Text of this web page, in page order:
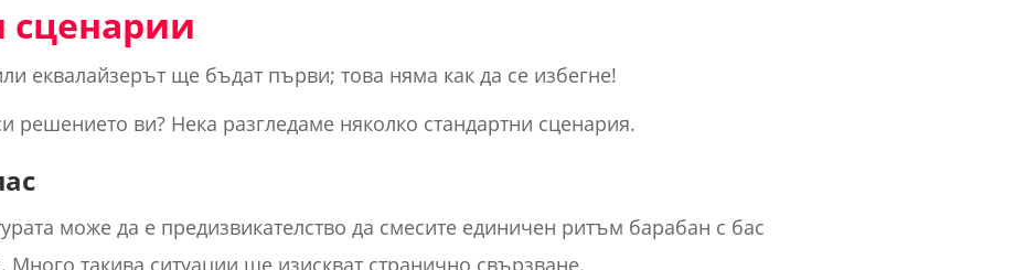
сценарии
еквалайзерът ще бъдат първи; това няма как да се избегне!
решението ви? Нека разгледаме няколко стандартни сценария.
може да е предизвикателство да смесите единичен ритъм барабан с бас